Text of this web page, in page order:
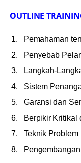
OUTLINE
Pemahaman
Penyebab
Langkah-
Sistem
Garansi dan
Berpikir Kritikal
Teknik Problem